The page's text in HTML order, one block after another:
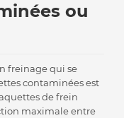
ou
freinage qui se
contaminées est
de frein
maximale entre